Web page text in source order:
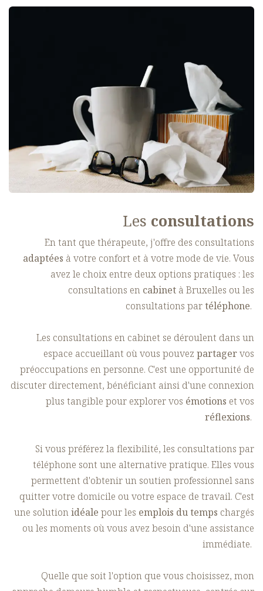
Les consultations
En tant que thérapeute, j'offre des consultations
adaptées à votre confort et à votre mode de vie. Vous
avez le choix entre deux options pratiques : les
consultations en cabinet à Bruxelles ou les
consultations partéléphone.
Les consultations en cabinet se déroulent dans un
espace accueillant où vous pouvez partagervos
préoccupations en personne. C'est une opportunité de
discuter directement, bénéficiant ainsi d'une connexion
plus tangible pour explorer vos émotions et vos
réflexions.
Si vous préférez la flexibilité, les consultations par
téléphone sont une alternative pratique. Elles vous
permettent d'obtenir un soutien professionnel sans
quitter votre domicile ou votre espace de travail. C'est
une solutionidéale pour les emplois du temps chargés
ou les moments où vous avez besoin d'une assistance
immédiate.
Quelle que soit l'option que vous choisissez, mon